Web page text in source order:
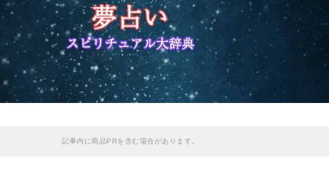
記事内に商品PRを含む場合があります。